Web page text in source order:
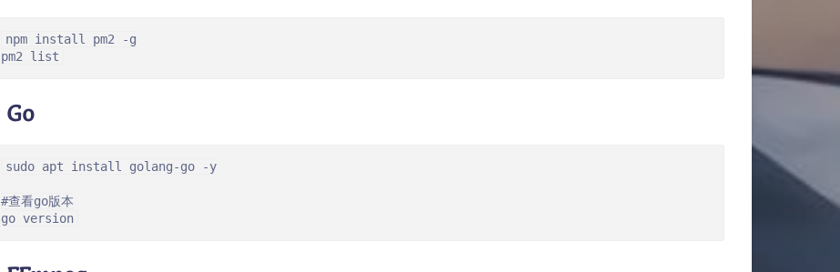
npm install pm2 -g
pm2 list
Go
sudo apt install golang-go -y
#查看go版本
go version